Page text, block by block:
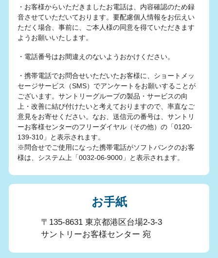
・お客様からいただきましたお電話は、内容確認のため録
音させていただいております。要配慮個人情報をお伝えい
ただく場合、事前に、ご本人様の同意を得ていただきます
ようお願いいたします。
・電話番号はお間違えのないようおかけください。
・携帯電話でお問合せいただいたお客様に、ショートメッ
セージサービス（SMS）でアンケートをお願いすることが
ございます。サントリーグループの製品・サービスの向
上・改善に結び付けたいと考えておりますので、率直なご
意見をお寄せください。なお、送信元の番号は、サントリ
ーお客様センターのフリーダイヤル（その他）の「0120-
139-310」と表示されます。
※問合せでご使用になった携帯電話がソフトバンクのお客
様は、システム上「0032-06-9000」と表示されます。
お手紙
〒135-8631 東京都港区台場2-3-3
サントリーお客様センター 宛